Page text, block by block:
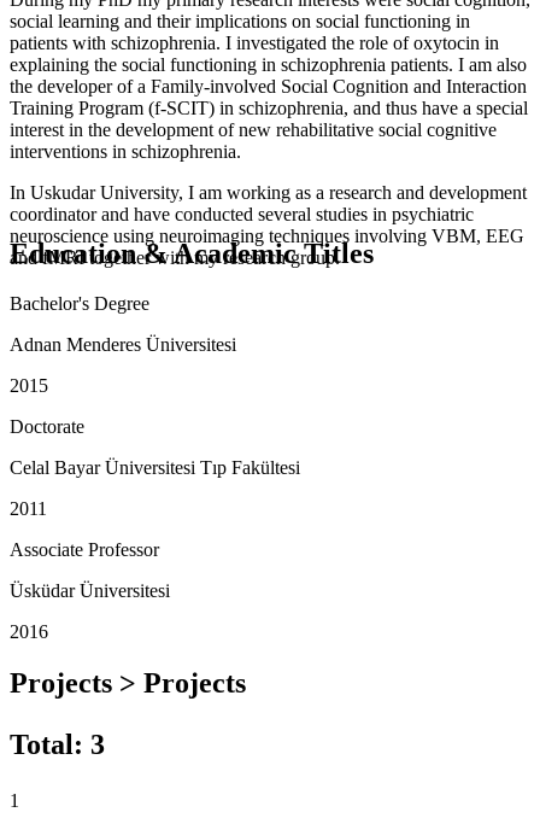
social learning and their implications on social functioning in
patients with schizophrenia. I investigated the role of oxytocin in
explaining the social functioning in schizophrenia patients. I am also
the developer of a Family-involved Social Cognition and Interaction
Training Program (f-SCIT) in schizophrenia, and thus have a special
interest in the development of new rehabilitative social cognitive
interventions in schizophrenia.
In Uskudar University, I am working as a research and development
coordinator and have conducted several studies in psychiatric
neuroscience using neuroimaging techniques involving VBM, EEG
and fMRI together with my research group.
Education & Academic Titles
Bachelor's Degree
Adnan Menderes Üniversitesi
2015
Doctorate
Celal Bayar Üniversitesi Tıp Fakültesi
2011
Associate Professor
Üsküdar Üniversitesi
2016
Projects > Projects
Total: 3
1